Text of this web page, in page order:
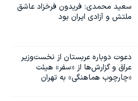
سعید محمدی: فریدون فرخزاد عاشق
ملتش و آزادی ایران بود
دعوت دوباره عربستان از نخست‌وزیر
عراق و گزارش‌ها از «سفر» هیئت
«چارچوب هماهنگی» به تهران